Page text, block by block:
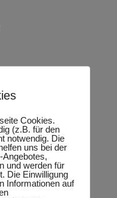
sie bitte einen
Cookies.
(z.B. für den
notwendig. Die
uns bei der
und werden für
Die Einwilligung
Informationen auf